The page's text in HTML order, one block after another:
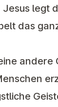
legt
das
andere